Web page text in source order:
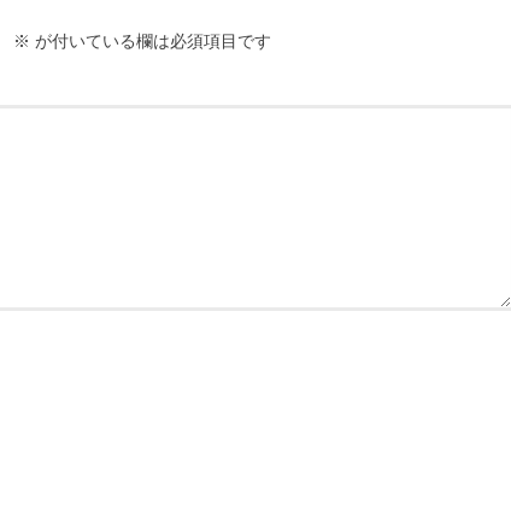
※ が付いている欄は必須項目です